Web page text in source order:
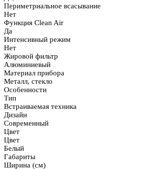
Периметриальное всасывание
Нет
Функция Clean Air
Да
Интенсивный режим
Нет
Жировой фильтр
Алюминиевый
Материал прибора
Металл, стекло
Особенности
Тип
Встраиваемая техника
Дизайн
Современный
Цвет
Цвет
Белый
Габариты
Ширина (см)